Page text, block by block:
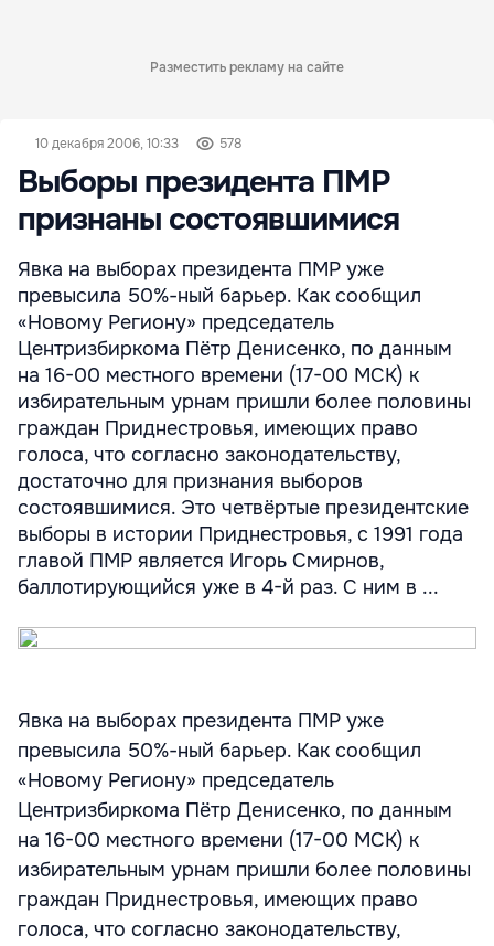
Разместить рекламу на сайте
10 декабря 2006, 10:33 578
Выборы президента ПМР
признаны состоявшимися
Явка на выборах президента ПМР уже
превысила 50%-ный барьер. Как сообщил
«Новому Региону» председатель
Центризбиркома Пётр Денисенко, по данным
на 16-00 местного времени (17-00 МСК) к
избирательным урнам пришли более половины
граждан Приднестровья, имеющих право
голоса, что согласно законодательству,
достаточно для признания выборов
состоявшимися. Это четвёртые президентские
выборы в истории Приднестровья, с 1991 года
главой ПМР является Игорь Смирнов,
баллотирующийся уже в 4-й раз. С ним в ...
Явка на выборах президента ПМР уже
превысила 50%-ный барьер. Как сообщил
«Новому Региону» председатель
Центризбиркома Пётр Денисенко, по данным
на 16-00 местного времени (17-00 МСК) к
избирательным урнам пришли более половины
граждан Приднестровья, имеющих право
голоса, что согласно законодательству,